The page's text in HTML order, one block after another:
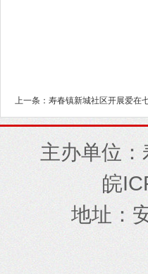
上一条：寿春镇新城社区开展爱在
主办单位
皖
地址 ：